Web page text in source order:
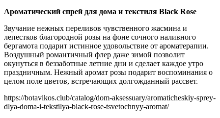
Ароматический спрей для дома и текстиля Black Rose
Звучание нежных переливов чувственного жасмина и
лепестков благородной розы на фоне сочного наливного
бергамота подарит истинное удовольствие от ароматерапии.
Воздушный романтичный флер даже зимой позволит
окунуться в беззаботные летние дни и сделает каждое утро
праздничным. Нежный аромат розы подарит воспоминания о
целом поле цветов, встречающих долгожданный рассвет.
https://botavikos.club/catalog/dom-aksessuary/aromaticheskiy-sprey-
dlya-doma-i-tekstilya-black-rose-tsvetochnyy-aromat/